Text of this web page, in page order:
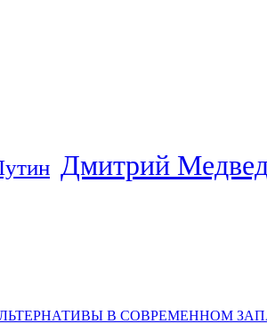
Дмитрий
В СОВРЕМЕННОМ